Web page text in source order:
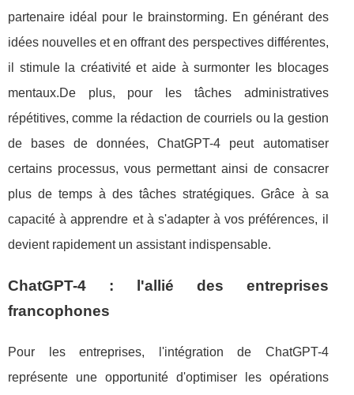
partenaire idéal pour le brainstorming. En générant des
idées nouvelles et en offrant des perspectives différentes,
il stimule la créativité et aide à surmonter les blocages
mentaux.De plus, pour les tâches administratives
répétitives, comme la rédaction de courriels ou la gestion
de bases de données, ChatGPT-4 peut automatiser
certains processus, vous permettant ainsi de consacrer
plus de temps à des tâches stratégiques. Grâce à sa
capacité à apprendre et à s'adapter à vos préférences, il
devient rapidement un assistant indispensable.
ChatGPT-4 : l'allié des entreprises
francophones
Pour les entreprises, l'intégration de ChatGPT-4
représente une opportunité d'optimiser les opérations